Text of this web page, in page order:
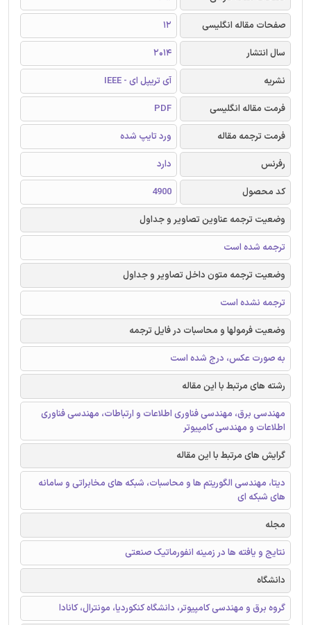
صفحات مقاله انگلیسی
12
سال انتشار
2014
نشریه
آی تریپل ای - IEEE
فرمت مقاله انگلیسی
PDF
فرمت ترجمه مقاله
ورد تایپ شده
رفرنس
دارد
کد محصول
4900
وضعیت ترجمه عناوین تصاویر و جداول
ترجمه شده است
وضعیت ترجمه متون داخل تصاویر و جداول
ترجمه نشده است
وضعیت فرمولها و محاسبات در فایل ترجمه
به صورت عکس، درج شده است
رشته های مرتبط با این مقاله
مهندسی برق، مهندسی فناوری اطلاعات و ارتباطات، مهندسی فناوری
اطلاعات و مهندسی کامپیوتر
گرایش های مرتبط با این مقاله
دیتا، مهندسی الگوریتم ها و محاسبات، شبکه های مخابراتی و سامانه
های شبکه ای
مجله
نتایج و یافته ها در زمینه انفورماتیک صنعتی
دانشگاه
گروه برق و مهندسی کامپیوتر، دانشگاه کنکوردیا، مونترال، کانادا